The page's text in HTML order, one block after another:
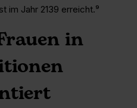
im Jahr 2139 erreicht.⁹
in